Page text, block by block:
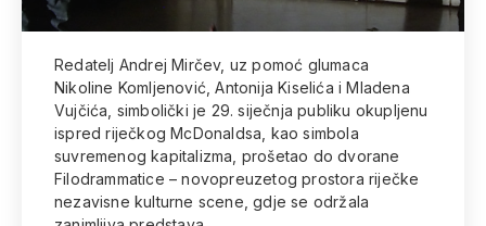
Redatelj Andrej Mirčev, uz pomoć glumaca
Nikoline Komljenović, Antonija Kiselića i Mladena
Vujčića, simbolički je 29. siječnja publiku okupljenu
ispred riječkog McDonaldsa, kao simbola
suvremenog kapitalizma, prošetao do dvorane
Filodrammatice – novopreuzetog prostora riječke
nezavisne kulturne scene, gdje se održala